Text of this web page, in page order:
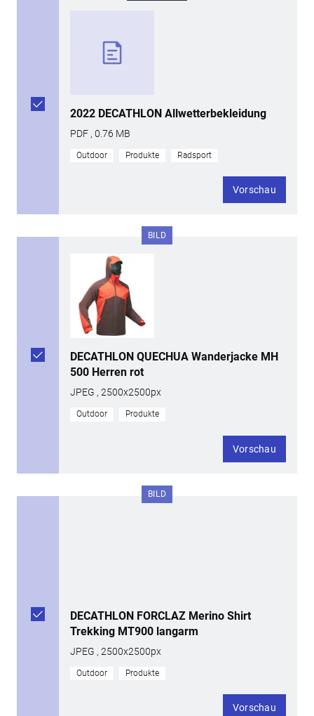
2022 DECATHLON Allwetterbekleidung
PDF , 0.76 MB
Outdoor Produkte Radsport
Vorschau
BILD
DECATHLON QUECHUA Wanderjacke MH
500 Herren rot
JPEG , 2500x2500px
Outdoor Produkte
Vorschau
BILD
DECATHLON FORCLAZ Merino Shirt
Trekking MT900 langarm
JPEG , 2500x2500px
Outdoor Produkte
Vorschau